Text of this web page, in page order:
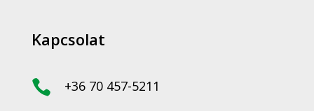
Kapcsolat
 +36 70 457-5211